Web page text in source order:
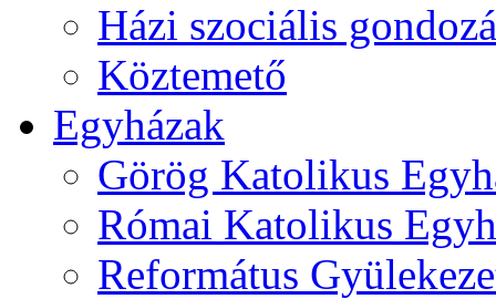
Házi szociális
Köztemető
Egyházak
Görög Katolikus
Római Katolikus
Református